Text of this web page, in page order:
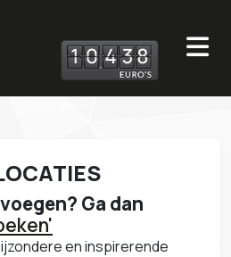
10 438
Ga dan
en inspirerende